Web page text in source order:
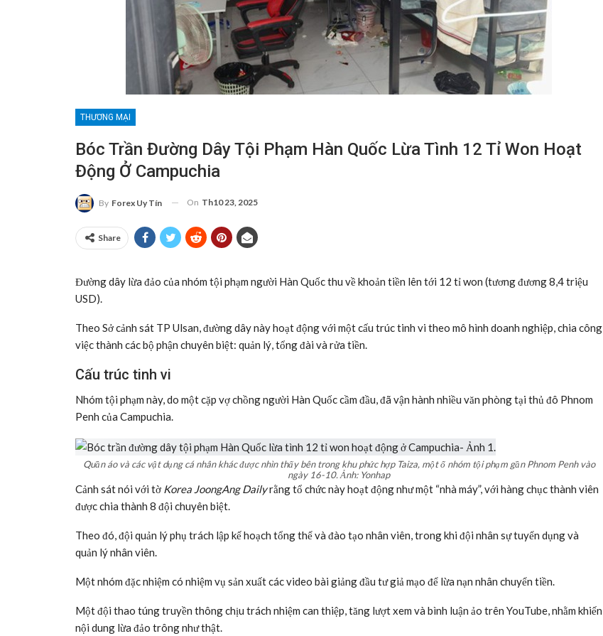
THƯƠNG MẠI
Bóc Trần Đường Dây Tội Phạm Hàn Quốc Lừa Tình 12 Tỉ Won Hoạt
Động Ở Campuchia
By Forex Uy Tín On Th10 23, 2025
Share
Đường dây lừa đảo của nhóm tội phạm người Hàn Quốc thu về khoản tiền lên tới 12 tỉ won (tương đương 8,4 triệu
USD).
Theo Sở cảnh sát TP Ulsan, đường dây này hoạt động với một cấu trúc tinh vi theo mô hình doanh nghiệp, chia công
việc thành các bộ phận chuyên biệt: quản lý, tổng đài và rửa tiền.
Cấu trúc tinh vi
Nhóm tội phạm này, do một cặp vợ chồng người Hàn Quốc cầm đầu, đã vận hành nhiều văn phòng tại thủ đô Phnom
Penh của Campuchia.